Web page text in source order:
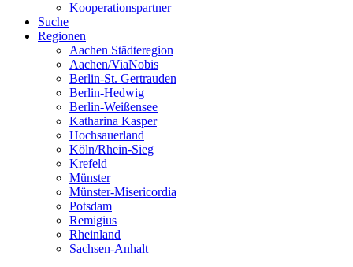
Kooperationspartner
Suche
Regionen
Aachen Städteregion
Aachen/ViaNobis
Berlin-St. Gertrauden
Berlin-Hedwig
Berlin-Weißensee
Katharina Kasper
Hochsauerland
Köln/Rhein-Sieg
Krefeld
Münster
Münster-Misericordia
Potsdam
Remigius
Rheinland
Sachsen-Anhalt